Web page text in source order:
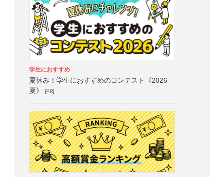
学生におすすめ
夏休み！学生におすすめのコンテスト《2026
夏》
[PR]